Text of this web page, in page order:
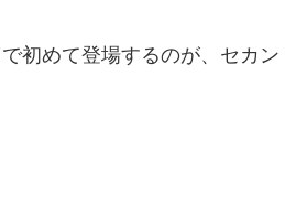
初めて登場するのが、セカン